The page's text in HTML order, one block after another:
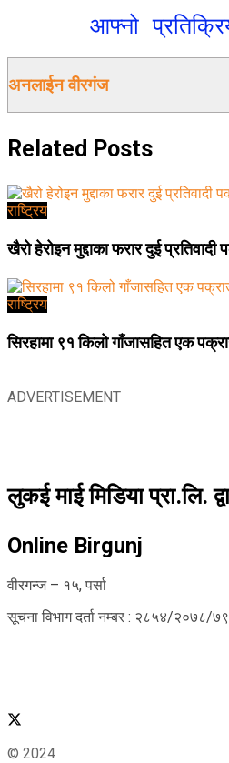
आफ्नो
अनलाईन वीरगंज
Related Posts
राष्ट्रिय
खैरो हेरोइन मुद्दाका फरार दुई प्रतिवादी
राष्ट्रिय
सिरहामा ९१ किलो गाँजासहित एक
ADVERTISEMENT
लुकई माई मिडिया प्रा.लि.
Online Birgunj
वीरगन्ज – १५, पर्सा
सूचना विभाग दर्ता नम्बर : २८५४/२०७८/७९
© 2024